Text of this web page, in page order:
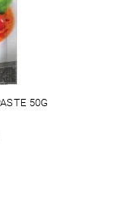
50G